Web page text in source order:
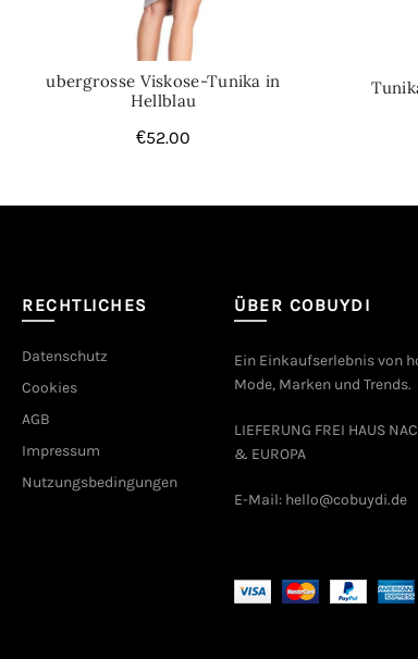
ubergrosse Viskose-Tunika in
Hellblau
€52.00
RECHTLICHES
Datenschutz
Cookies
AGB
Impressum
Nutzungsbedingungen
ÜBER COBUYDI
Ein Einkaufserlebnis von
Mode, Marken und Trends.
LIEFERUNG FREI HAUS
& EUROPA
E-Mail: hello@cobuydi.de